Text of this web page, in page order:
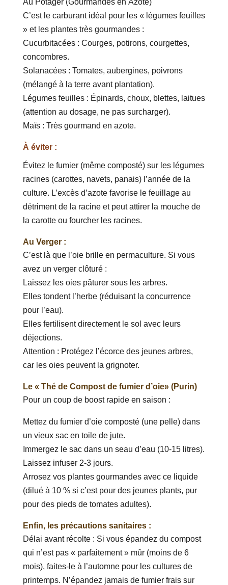
C’est le carburant idéal pour les « légumes feuilles
» et les plantes très gourmandes :
Cucurbitacées : Courges, potirons, courgettes,
concombres.
Solanacées : Tomates, aubergines, poivrons
(mélangé à la terre avant plantation).
Légumes feuilles : Épinards, choux, blettes, laitues
(attention au dosage, ne pas surcharger).
Maïs : Très gourmand en azote.
À éviter :
Évitez le fumier (même composté) sur les légumes
racines (carottes, navets, panais) l’année de la
culture. L’excès d’azote favorise le feuillage au
détriment de la racine et peut attirer la mouche de
la carotte ou fourcher les racines.
Au Verger :
C’est là que l’oie brille en permaculture. Si vous
avez un verger clôturé :
Laissez les oies pâturer sous les arbres.
Elles tondent l’herbe (réduisant la concurrence
pour l’eau).
Elles fertilisent directement le sol avec leurs
déjections.
Attention : Protégez l’écorce des jeunes arbres,
car les oies peuvent la grignoter.
Le « Thé de Compost de fumier d’oie» (Purin)
Pour un coup de boost rapide en saison :
Mettez du fumier d’oie composté (une pelle) dans
un vieux sac en toile de jute.
Immergez le sac dans un seau d’eau (10-15 litres).
Laissez infuser 2-3 jours.
Arrosez vos plantes gourmandes avec ce liquide
(dilué à 10 % si c’est pour des jeunes plants, pur
pour des pieds de tomates adultes).
Enfin, les précautions sanitaires :
Délai avant récolte : Si vous épandez du compost
qui n’est pas « parfaitement » mûr (moins de 6
mois), faites-le à l’automne pour les cultures de
printemps. N’épandez jamais de fumier frais sur